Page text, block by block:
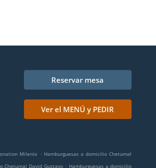
Reservar mesa
Ver el MENÚ y PEDIR
Milenio . Hamburguesas a domicilio Chetumal
Chetumal David Gustavo . Hamburguesas a domicilio